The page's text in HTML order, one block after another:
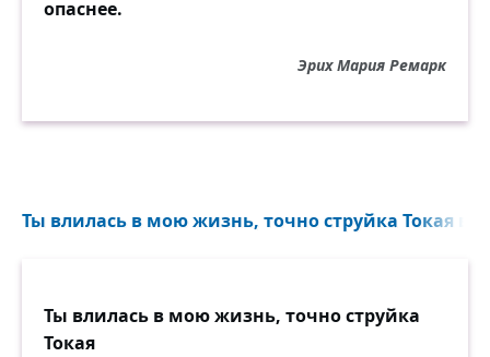
опаснее.
Эрих Мария Ремарк
Ты влилась в мою жизнь, точно струйка Токая в
Ты влилась в мою жизнь, точно струйка
Токая